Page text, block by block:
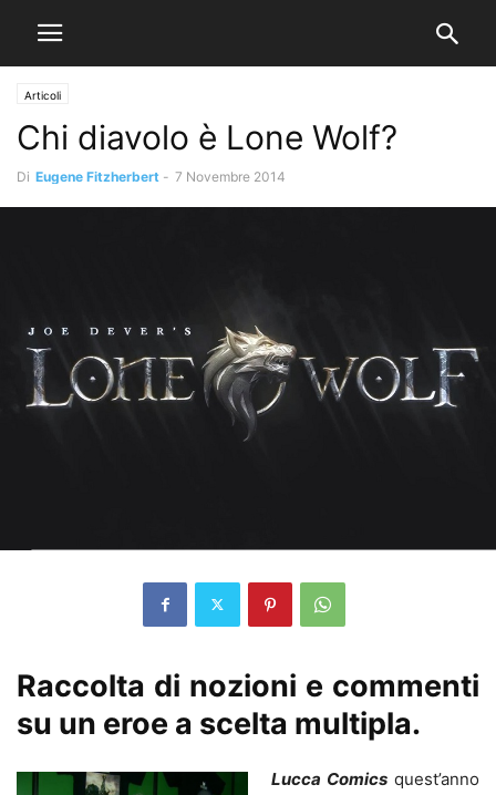
Articoli
Chi diavolo è Lone Wolf?
Di Eugene Fitzherbert - 7 Novembre 2014
Raccolta di nozioni e commenti
su un eroe a scelta multipla.
Lucca Comics quest’anno